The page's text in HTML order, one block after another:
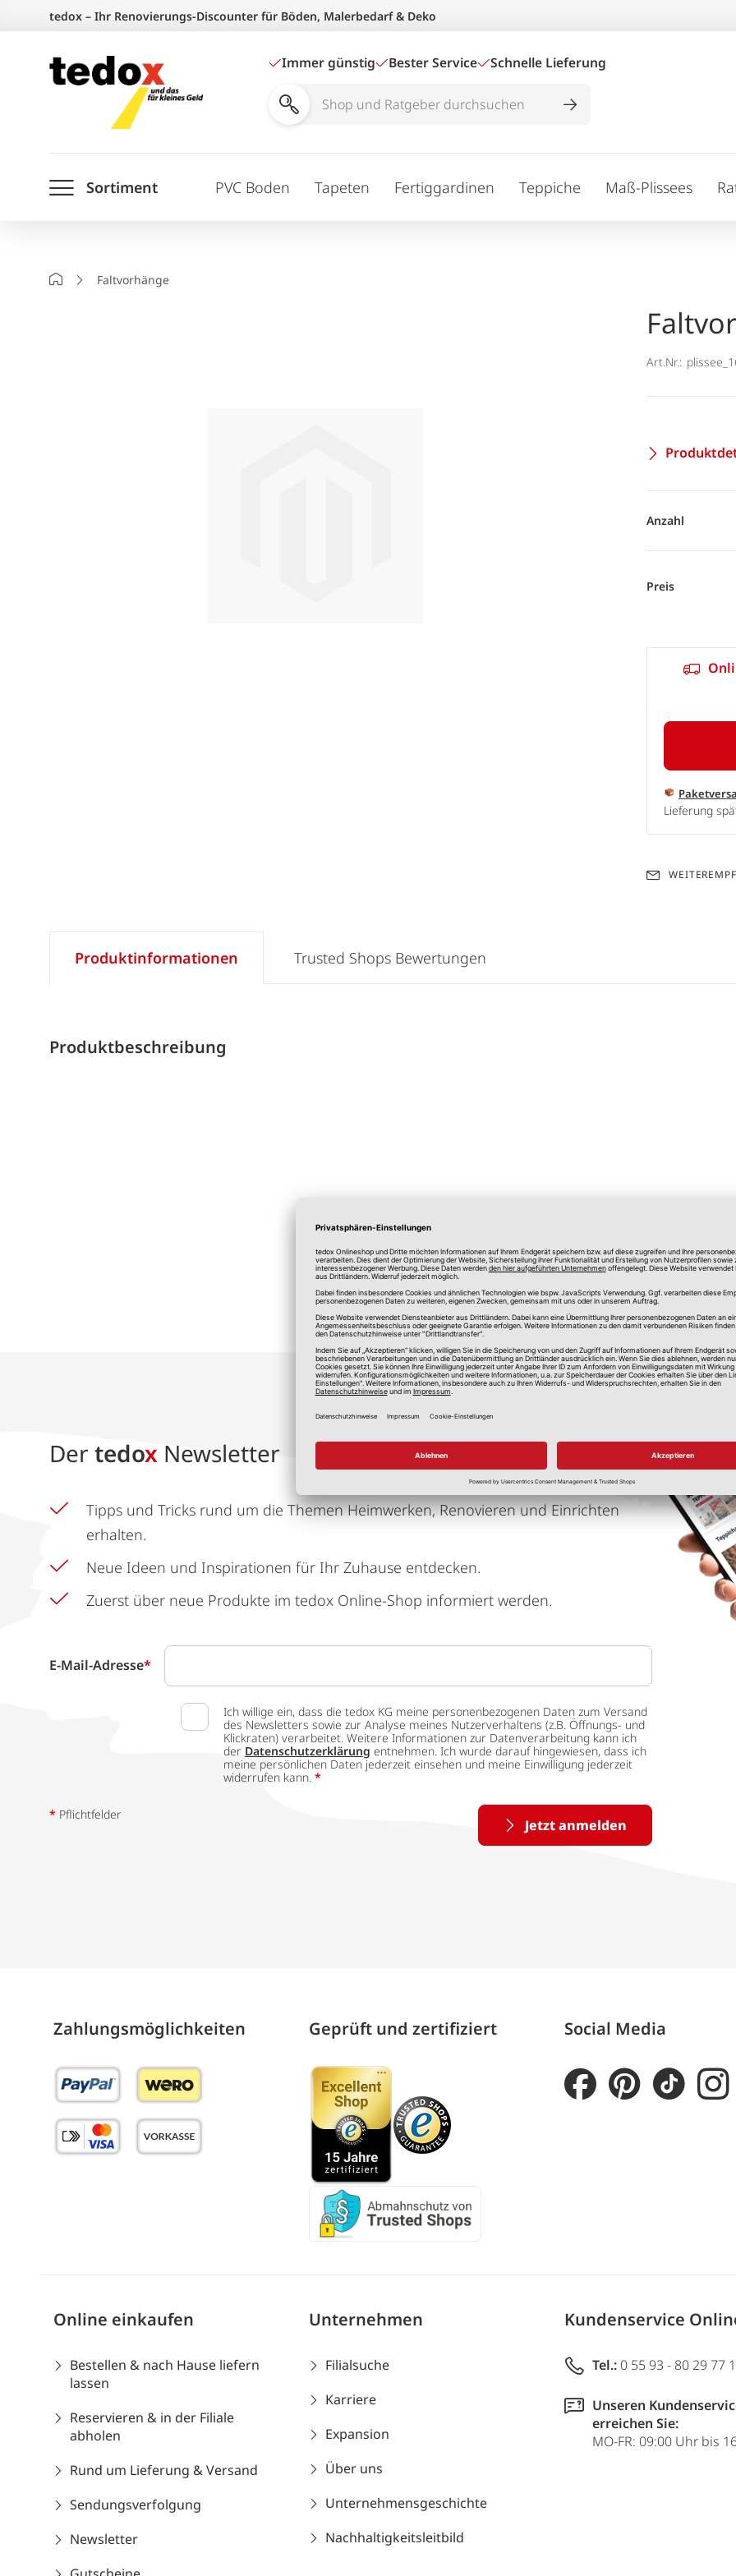
springen
tedox – Ihr Renovierungs-Discounter für Böden, Malerbedarf & Deko
Immer günstig Bester Service Schnelle Lieferung
Shop
durchsuchen
Sortiment PVC Boden Tapeten Fertiggardinen Teppiche Maß-Plissees
StartseiteFaltvorhänge
Art.Nr.:
Anzahl
Preis
Lieferung
Produktinformationen
Produktbeschreibung
Trusted Shops Bewertungen
*Alle Preise in Euro, inkl. gesetzlicher Mehrwertsteuer, zzgl.
Der tedox Newsletter
Tipps und Tricks rund um die Themen Heimwerken, Renovieren und Einrichten
erhalten.
Neue Ideen und Inspirationen für Ihr Zuhause entdecken.
Zuerst über neue Produkte im tedox Online-Shop informiert werden.
E-Mail-Adresse*
Ich willige ein, dass die tedox KG meine personenbezogenen Daten zum Versand
des Newsletters sowie zur Analyse meines Nutzerverhaltens (z.B. Öffnungs- und
Klickraten) verarbeitet. Weitere Informationen zur Datenverarbeitung kann ich
der Datenschutzerklärung entnehmen. Ich wurde darauf hingewiesen, dass ich
meine persönlichen Daten jederzeit einsehen und meine Einwilligung jederzeit
widerrufen kann. *
Jetzt anmelden
* Pflichtfelder
Zahlungs­möglich­keiten Geprüft und zertifiziert Social Media
Online einkaufen
Bestellen & nach Hause liefern
lassen
Reservieren & in der Filiale
abholen
Rund um Lieferung & Versand
Sendungsverfolgung
Newsletter
Unternehmen
Filialsuche
Karriere
Expansion
Über uns
Unternehmensgeschichte
Nachhaltigkeitsleitbild
Kundenservice
Tel.: 0 55 93 - 80 29 77
Unseren
erreichen Sie:
MO-FR: 09:00 Uhr bis